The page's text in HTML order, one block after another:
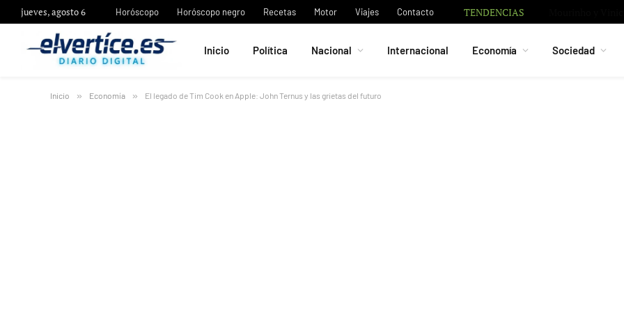
jueves, agosto 6 Horóscopo Horóscopo negro Recetas Motor Viajes Contacto
TENDENCIAS
Inicio Política Nacional Internacional Economía Sociedad
Inicio » Economía » El legado de Tim Cook en Apple: John Ternus y las grietas del futuro